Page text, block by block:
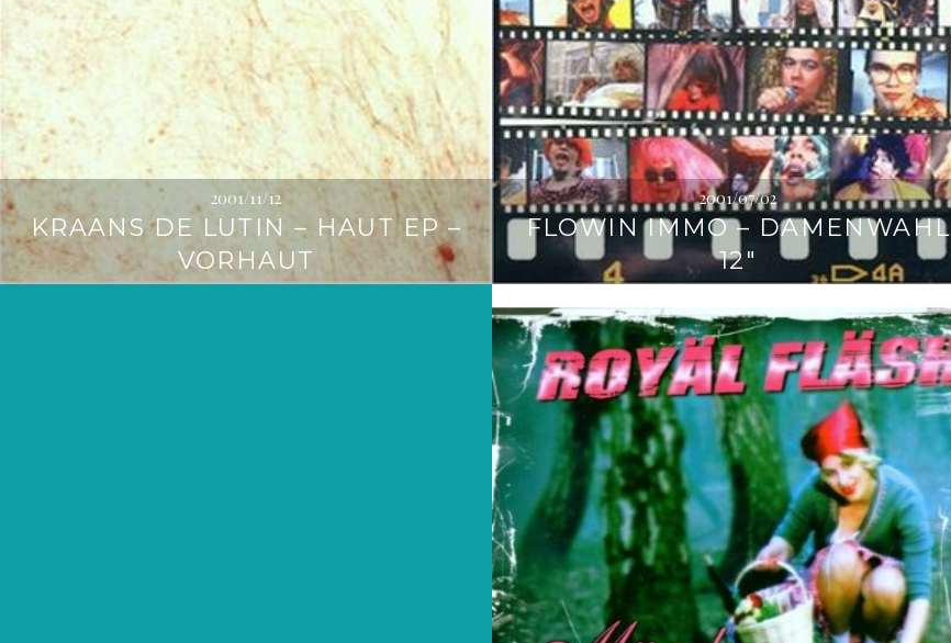
2001/11/12
KRAANS DE LUTIN – HAUT EP –
VORHAUT
2001/07/02
FLOWIN IMMO – DAMENWAHL
12″